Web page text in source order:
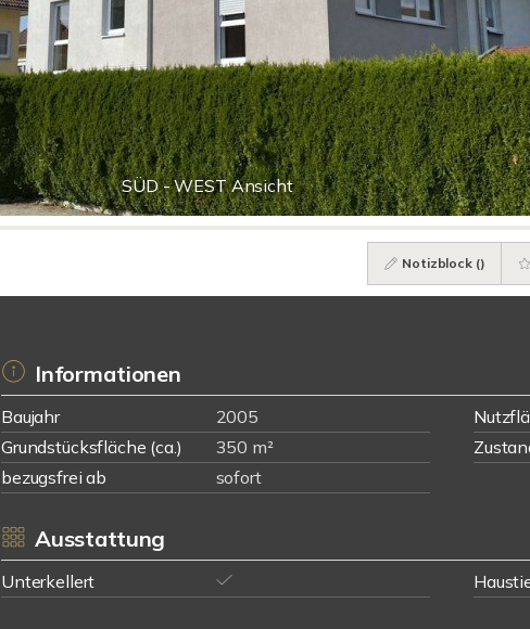
SÜD - WEST Ansicht
Notizblock ()
Informationen
Baujahr 2005
Grundstücksfläche (ca.)
350 m²
bezugsfrei ab
sofort
Ausstattung
Unterkellert